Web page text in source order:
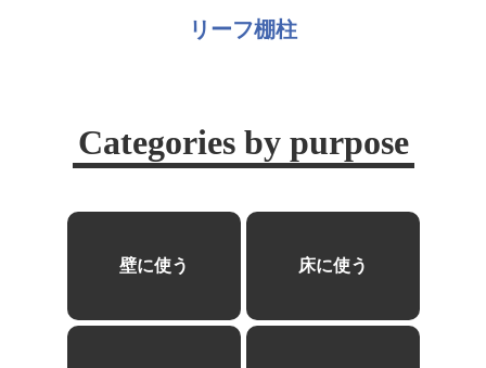
リーフ棚柱
Categories by purpose
壁に使う 床に使う